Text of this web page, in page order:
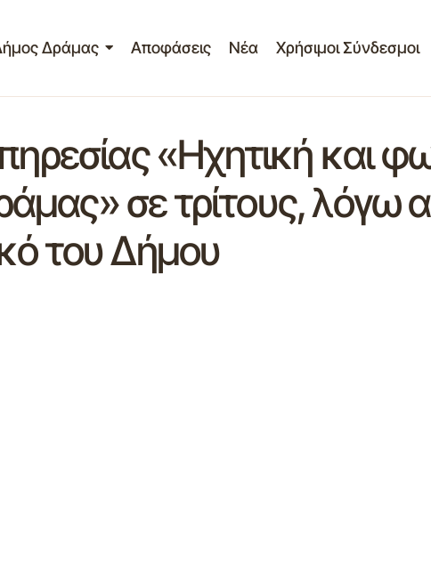
Δράμας Αποφάσεις Νέα Χρήσιμοι Σύνδεσμοι
«Ηχητική και
σε τρίτους, λόγω
του Δήμου